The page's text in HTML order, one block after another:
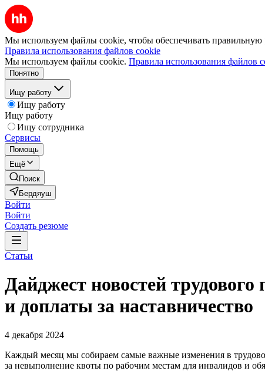
Мы используем файлы cookie, чтобы обеспечивать правильную
Правила использования файлов cookie
Мы используем файлы cookie. Правила использования файлов
Понятно
Ищу работу
Ищу работу
Ищу работу
Ищу сотрудника
Сервисы
Помощь
Ещё
Поиск
Бердяуш
Войти
Войти
Создать резюме
Статьи
Дайджест новостей
и доплаты за наставничество
4 декабря 2024
Каждый месяц мы собираем самые важные изменения в
за невыполнение квоты по рабочим местам для инвалидов и